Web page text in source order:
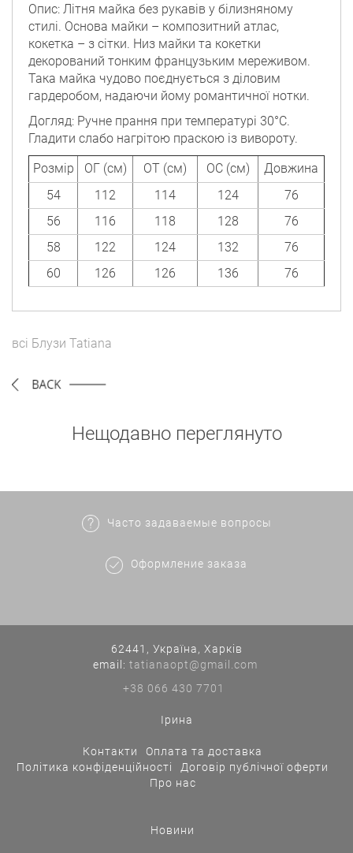
Опис: Літня майка без рукавів у білизняному
стилі. Основа майки – композитний атлас,
кокетка – з сітки. Низ майки та кокетки
декорований тонким французьким мереживом.
Така майка чудово поєднується з діловим
гардеробом, надаючи йому романтичної нотки.
Догляд: Ручне прання при температурі 30°C.
Гладити слабо нагрітою праскою із вивороту.
Розмір
ОГ (см) ОТ (см) ОС (см)
Довжина
54
112 114 124
76
56
116 118 128
76
58
122 124 132
76
60
126 126 136 76
всі Блузи Tatiana
Нещодавно переглянуто
Часто задаваемые вопросы
Оформление заказа
62441, Україна, Харків
еmail: tatianaopt@gmail.com
+38 066 430 7701
Ірина
Контакти
Оплата та доставка
Політика конфіденційності
Договір публічної оферти
Про нас
Новини